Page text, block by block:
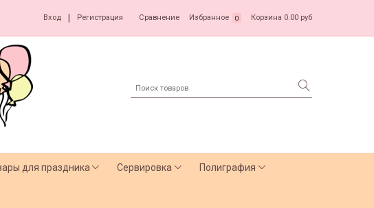
Вход Регистрация Сравнение Избранное 0 Корзина 0.00 руб
для праздника Сервировка Полиграфия